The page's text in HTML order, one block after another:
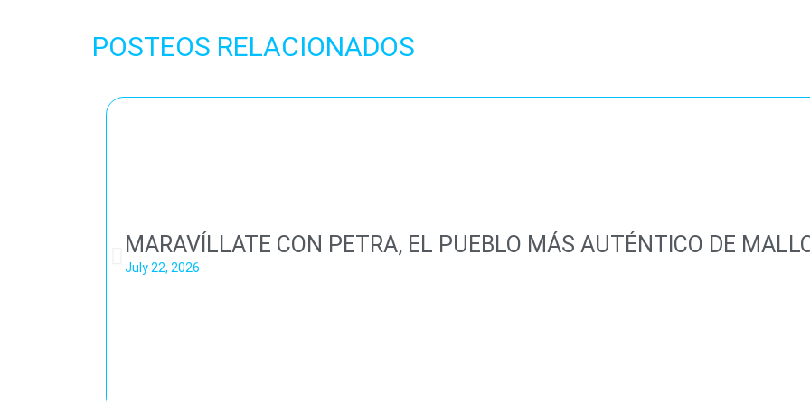
POSTEOS RELACIONADOS
MARAVÍLLATE CON PETRA, EL PUEBLO MÁS AUTÉNTICO DE
July 22, 2026